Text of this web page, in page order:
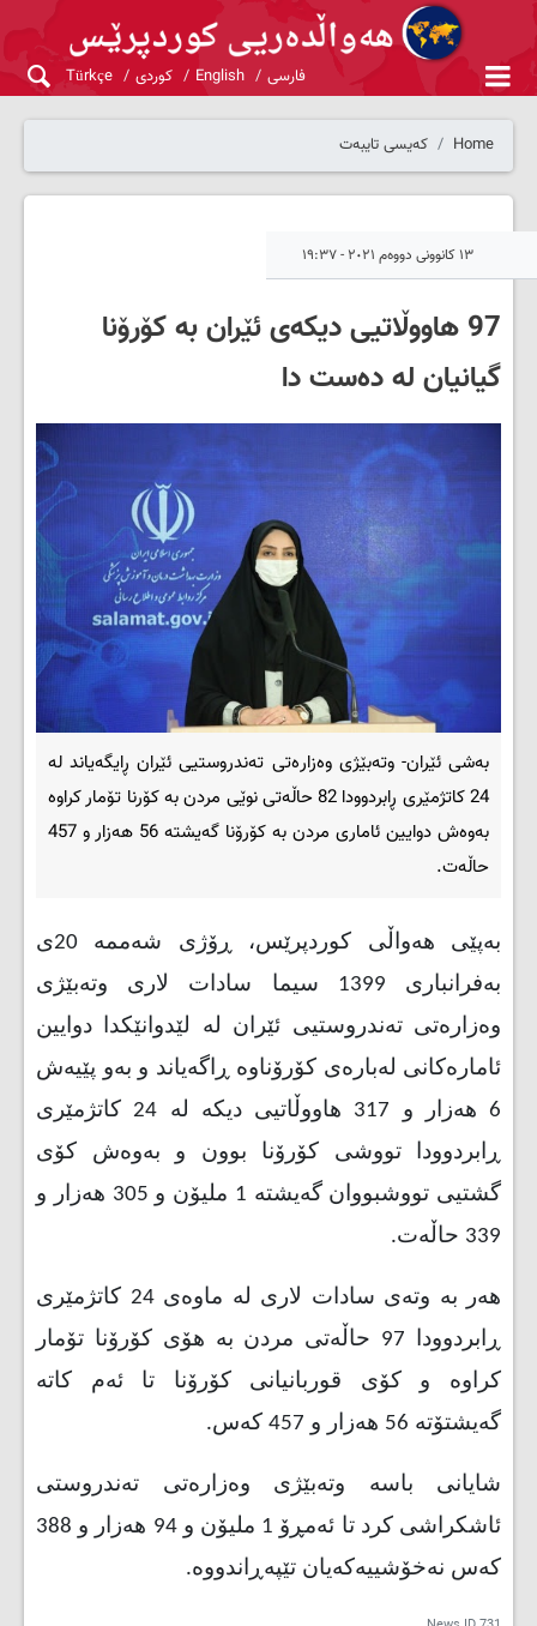
فارسی English کوردی Türkçe
Home کەیسی تایبەت
١٣ کانوونی دووەم ٢٠٢١ - ١٩:٣٧
97 هاووڵاتیی دیکەی ئێران بە کۆرۆنا
گیانیان لە دەست دا
بەشی ئێران- وتەبێژی وەزارەتی تەندروستیی ئێران ڕایگەیاند لە
24 کاتژمێری ڕابردوودا 82 حاڵەتی نوێی مردن بە کۆرنا تۆمار کراوە
بەوەش دوایین ئاماری مردن بە کۆرۆنا گەیشتە 56 هەزار و 457
حاڵەت.
بەپێی هەواڵی کوردپرێس، ڕۆژی شەممە 20ی
بەفرانباری 1399 سیما سادات لاری وتەبێژی
وەزارەتی تەندروستیی ئێران لە لێدوانێکدا دوایین
ئامارەکانی لەبارەی کۆرۆناوە ڕاگەیاند و بەو پێیەش
6 هەزار و 317 هاووڵاتیی دیکە لە 24 کاتژمێری
ڕابردوودا تووشی کۆرۆنا بوون و بەوەش کۆی
گشتیی تووشبووان گەیشتە 1 ملیۆن و 305 هەزار و
339 حاڵەت.
هەر بە وتەی سادات لاری لە ماوەی 24 کاتژمێری
ڕابردوودا 97 حاڵەتی مردن بە هۆی کۆرۆنا تۆمار
کراوە و کۆی قوربانیانی کۆرۆنا تا ئەم کاتە
گەیشتۆتە 56 هەزار و 457 کەس.
شایانی باسە وتەبێژی وەزارەتی تەندروستی
ئاشکراشی کرد تا ئەمڕۆ 1 ملیۆن و 94 هەزار و 388
کەس نەخۆشییەکەیان تێپەڕاندووە.